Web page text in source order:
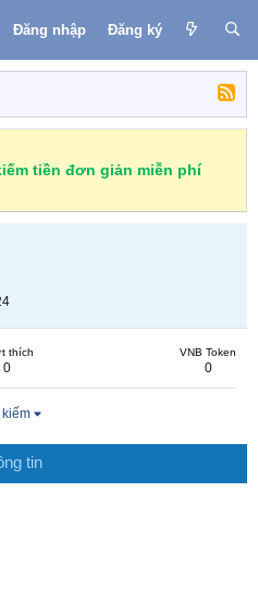
Đăng nhập Đăng ký
tiền đơn giản miễn phí
thích
0
VNB Token
0
kiếm
tin